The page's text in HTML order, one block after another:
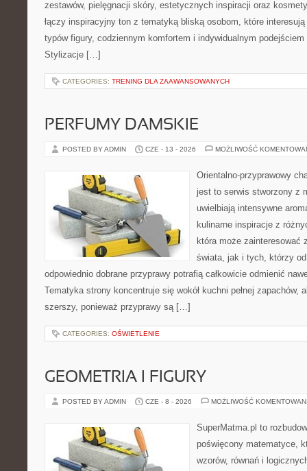
zestawów, pielęgnacji skóry, estetycznych inspiracji oraz
łączy inspiracyjny ton z tematyką bliską osobom, które
typów figury, codziennym komfortem i indywidualnym
Stylizacje […]
CATEGORIES: TRENING DLA ZAAWANSOWANYCH
PERFUMY DAMSKIE
POSTED BY ADMIN CZE - 13 - 2026 MOŻLIWOŚĆ
Orientalno-przyprawowy
jest to serwis stworzony z
uwielbiają intensywne
kulinarne inspiracje z
która może zainteresować
świata, jak i tych, którzy
odpowiednio dobrane przyprawy potrafią całkowicie odmienić
Tematyka strony koncentruje się wokół kuchni pełnej zapachów,
szerszy, ponieważ przyprawy są […]
CATEGORIES: OŚWIETLENIE
GEOMETRIA I FIGURY
POSTED BY ADMIN CZE - 8 - 2026 MOŻLIWOŚĆ
SuperMatma.pl to
poświęcony matematyce,
wzorów, równań i